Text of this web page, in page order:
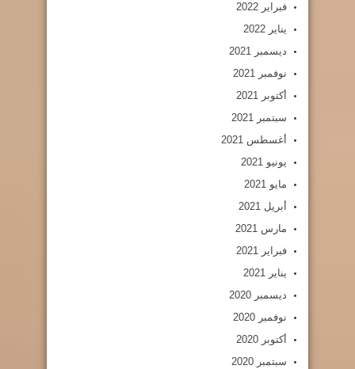
فبراير 2022
يناير 2022
ديسمبر 2021
نوفمبر 2021
أكتوبر 2021
سبتمبر 2021
أغسطس 2021
يونيو 2021
مايو 2021
أبريل 2021
مارس 2021
فبراير 2021
يناير 2021
ديسمبر 2020
نوفمبر 2020
أكتوبر 2020
سبتمبر 2020